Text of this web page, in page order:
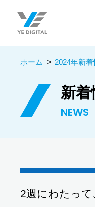
ホーム > 2024年新
新着
NEWS
2週にわたって